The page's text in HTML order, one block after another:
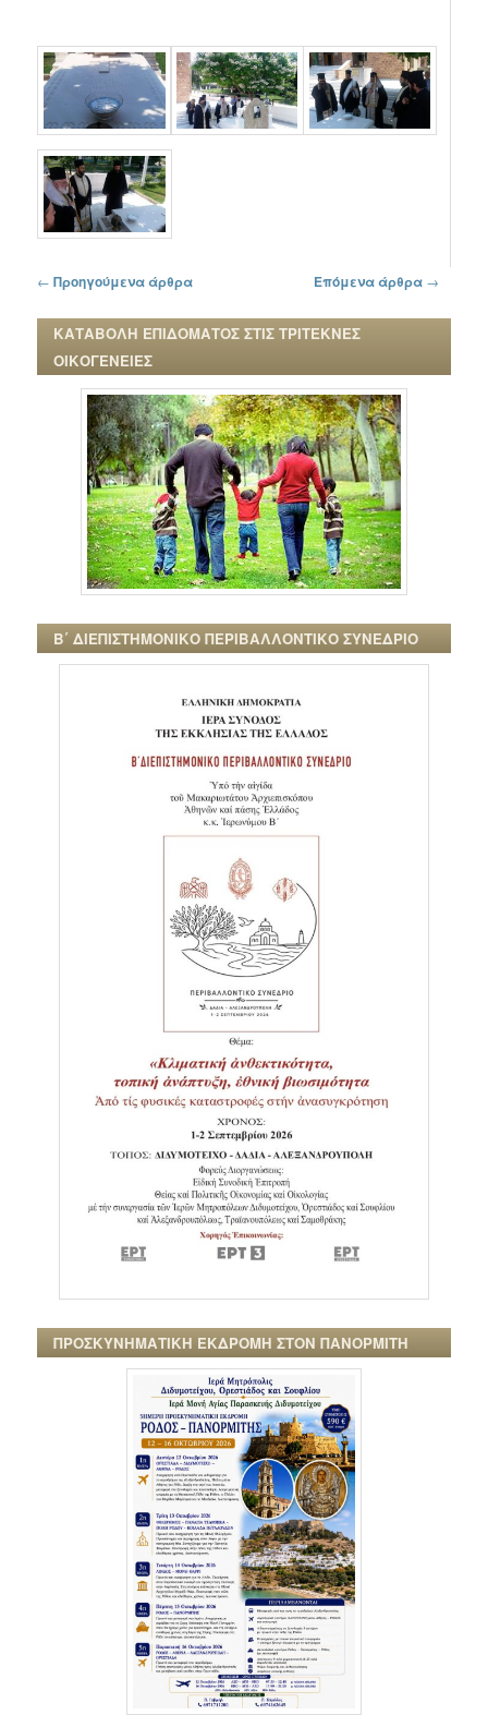
Πλοήγηση στα άρθρα
← Προηγούμενα άρθρα Επόμενα άρθρα →
ΚΑΤΑΒΟΛΗ ΕΠΙΔΟΜΑΤΟΣ ΣΤΙΣ ΤΡΙΤΕΚΝΕΣ
ΟΙΚΟΓΕΝΕΙΕΣ
Β΄ ΔΙΕΠΙΣΤΗΜΟΝΙΚΟ ΠΕΡΙΒΑΛΛΟΝΤΙΚΟ ΣΥΝΕΔΡΙΟ
ΠΡΟΣΚΥΝΗΜΑΤΙΚΗ ΕΚΔΡΟΜΗ ΣΤΟΝ ΠΑΝΟΡΜΙΤΗ